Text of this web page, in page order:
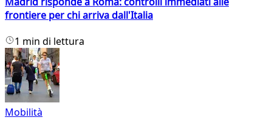
frontiere per chi arriva dall'Italia
1 min di lettura
Mobilità